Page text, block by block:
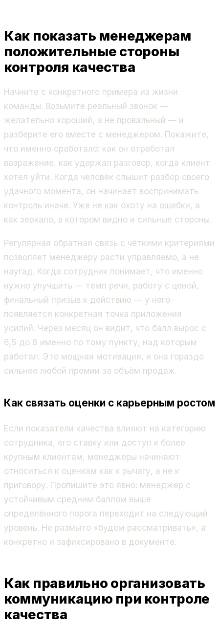
Как показать менеджерам
положительные стороны
контроля качества
Начните с конкретного примера из жизни
команды. Возьмите реальный звонок —
желательно хороший, а не провальный — и
разберите его вместе с менеджером. Покажите,
что именно сработало: как он отработал
возражение, как удержал разговор, когда клиент
хотел уйти. Когда человек слышит разбор своего
удачного момента, он начинает воспринимать
контроль иначе. Уже не как охоту на ошибки, а
как зеркало, в котором видно и сильные стороны.
Регулярная обратная связь с чёткими критериями
позволяет менеджеру расти управляемо, а не
наугад. Когда сотрудник понимает, что именно
нужно улучшить — темп речи, работу с ценой,
финальный призыв к действию — у него
появляется конкретная точка приложения
усилий. Через месяц он видит, что балл вырос с
6,5 до 8 именно по тому пункту, над которым
работал. Это мощная мотивация, и она гораздо
сильнее любой премии за объём продаж.
Как связать оценки с карьерным ростом
Если показатели качества влияют на категорию
сотрудника, его ставку или доступ к более
крупным клиентам, менеджеры начинают
относиться к оценкам как к рычагу, а не к
приговору. Пропишите это явно: менеджер с
устойчивым средним баллом выше
определённого порога переходит на следующий
уровень. Не размыто «будем рассматривать», а
конкретно и зафиксировано в документе.
Как правильно организовать
коммуникацию при контроле
качества